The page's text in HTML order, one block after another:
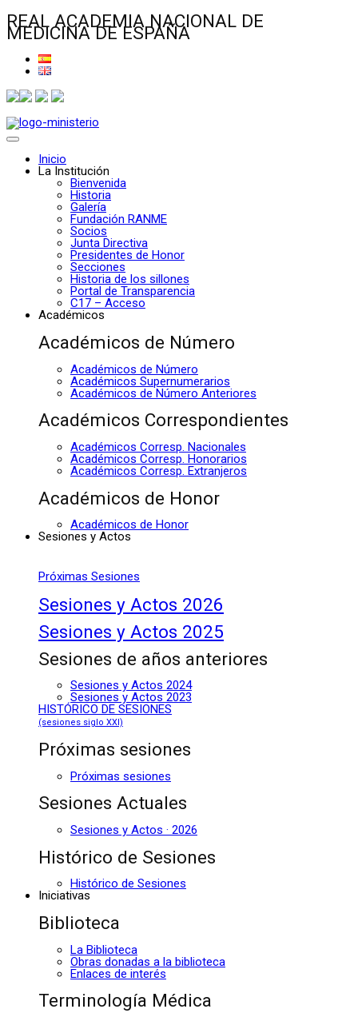
REAL ACADEMIA NACIONAL DE
MEDICINA DE ESPAÑA
Inicio
La Institución
Bienvenida
Historia
Galería
Fundación RANME
Socios
Junta Directiva
Presidentes de Honor
Secciones
Historia de los sillones
Portal de Transparencia
C17 – Acceso
Académicos
Académicos de Número
Académicos de Número
Académicos Supernumerarios
Académicos de Número Anteriores
Académicos Correspondientes
Académicos Corresp. Nacionales
Académicos Corresp. Honorarios
Académicos Corresp. Extranjeros
Académicos de Honor
Académicos de Honor
Sesiones y Actos
Próximas Sesiones
Sesiones y Actos 2026
Sesiones y Actos 2025
Sesiones de años anteriores
Sesiones y Actos 2024
Sesiones y Actos 2023
HISTÓRICO DE SESIONES
(sesiones siglo XXI)
Próximas sesiones
Próximas sesiones
Sesiones Actuales
Sesiones y Actos · 2026
Histórico de Sesiones
Histórico de Sesiones
Iniciativas
Biblioteca
La Biblioteca
Obras donadas a la biblioteca
Enlaces de interés
Terminología Médica